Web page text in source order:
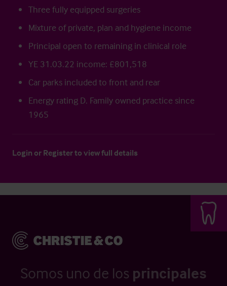
Three fully equipped surgeries
Mixture of private, plan and hygiene income
Principal open to remaining in clinical role
YE 31.03.22 income: £801,518
Car parks included to front and rear
Energy rating D. Family owned practice since
1965
Login or Registerto view full details
Somos uno de los principales